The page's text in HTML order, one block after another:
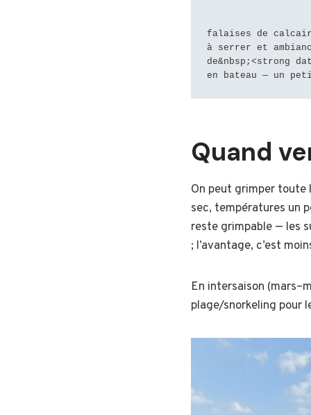
falaises de
à serrer et
de&nbsp;<strong
en bateau — un
Quand
On peut grimper toute
sec, températures un
reste grimpable — les
; l’avantage, c’est
En intersaison
plage/snorkeling pour